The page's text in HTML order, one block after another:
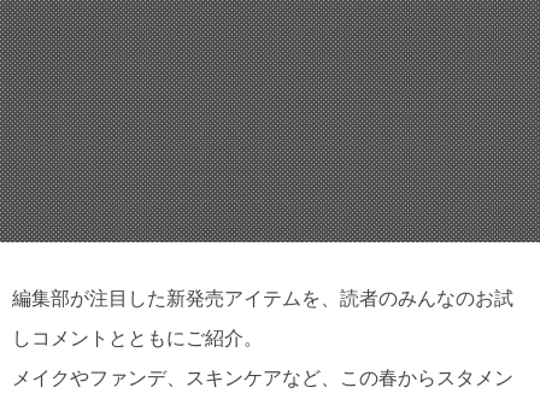
編集部が注目した新発売アイテムを、読者のみんなのお試
しコメントとともにご紹介。
メイクやファンデ、スキンケアなど、この春からスタメン